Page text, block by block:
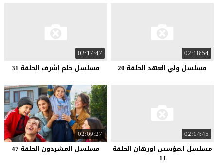
02:18:54
مسلسل ولي العهد الحلقة 20
02:17:47
مسلسل حلم اشرف الحلقة 31
02:14:45
مسلسل المؤسس اورهان الحلقة
13
02:09:27
مسلسل المشردون الحلقة 47